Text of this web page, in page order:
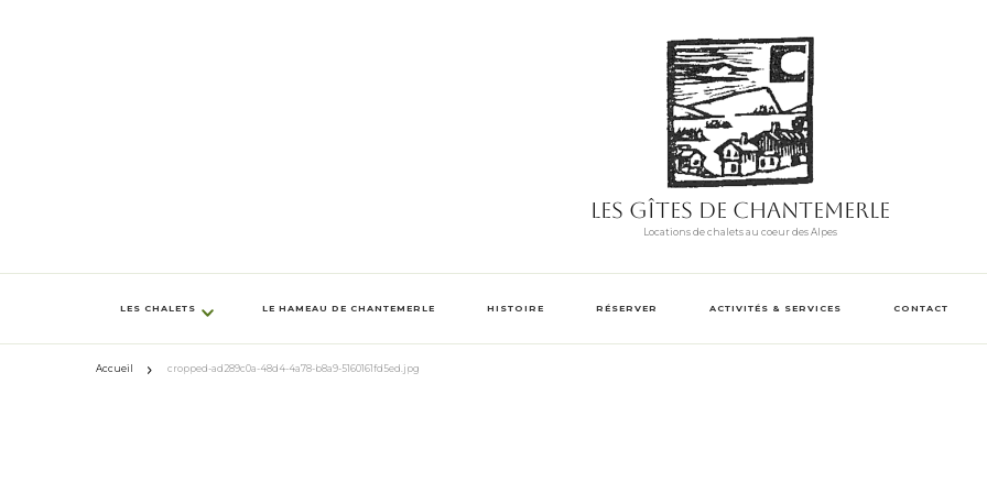
Les Gîtes de Chantemerle
Locations de chalets au coeur des Alpes
LES CHALETS LE HAMEAU DE CHANTEMERLE HISTOIRE RÉSERVER ACTIVITÉS & SERVICES CONTACT
Accueil cropped-ad289c0a-48d4-4a78-b8a9-5160161fd5ed.jpg